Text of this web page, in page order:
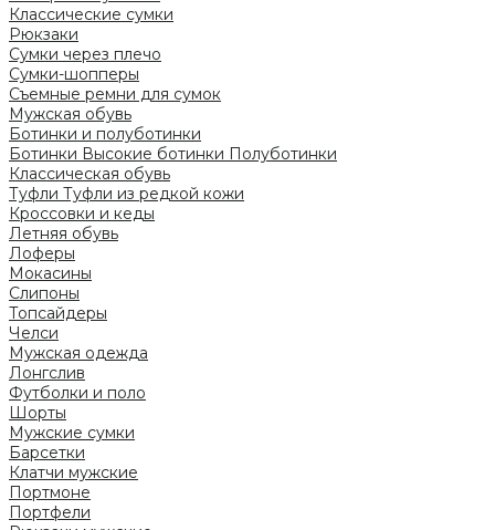
Классические сумки
Рюкзаки
Сумки через плечо
Сумки-шопперы
Съемные ремни для сумок
Мужская обувь
Ботинки и полуботинки
Ботинки Высокие ботинки Полуботинки
Классическая обувь
Туфли Туфли из редкой кожи
Кроссовки и кеды
Летняя обувь
Лоферы
Мокасины
Слипоны
Топсайдеры
Челси
Мужская одежда
Лонгслив
Футболки и поло
Шорты
Мужские сумки
Барсетки
Клатчи мужские
Портмоне
Портфели